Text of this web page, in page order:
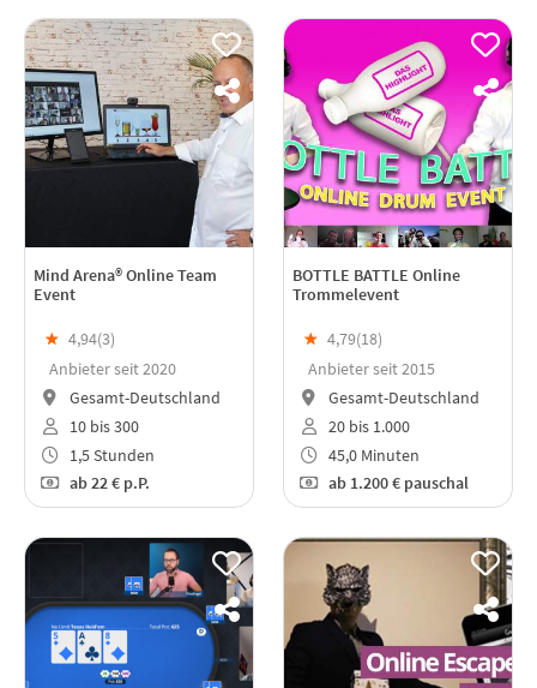
Mind Arena® Online Team
Event
★ 4,94(3)
Anbieter seit 2020
Gesamt-Deutschland
10 bis 300
1,5 Stunden
ab22 € p.P.
BOTTLE BATTLE Online
Trommelevent
★ 4,79(18)
Anbieter seit 2015
Gesamt-Deutschland
20 bis 1.000
45,0 Minuten
ab1.200 € pauschal